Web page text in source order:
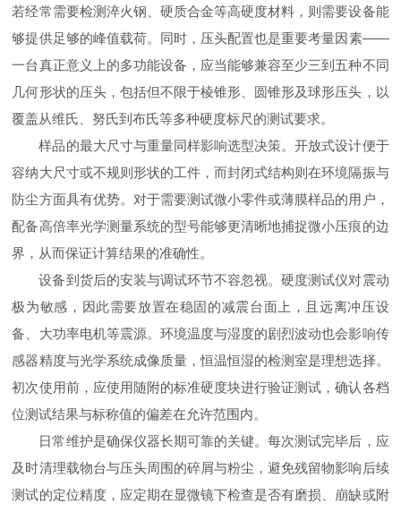
若经常需要检测淬火钢、硬质合金等高硬度材料，则需要设备能
够提供足够的峰值载荷。同时，压头配置也是重要考量因素——
一台真正意义上的多功能设备，应当能够兼容至少三到五种不同
几何形状的压头，包括但不限于棱锥形、圆锥形及球形压头，以
覆盖从维氏、努氏到布氏等多种硬度标尺的测试要求。
样品的最大尺寸与重量同样影响选型决策。开放式设计便于
容纳大尺寸或不规则形状的工件，而封闭式结构则在环境隔振与
防尘方面具有优势。对于需要测试微小零件或薄膜样品的用户，
配备高倍率光学测量系统的型号能够更清晰地捕捉微小压痕的边
界，从而保证计算结果的准确性。
设备到货后的安装与调试环节不容忽视。硬度测试仪对震动
极为敏感，因此需要放置在稳固的减震台面上，且远离冲压设
备、大功率电机等震源。环境温度与湿度的剧烈波动也会影响传
感器精度与光学系统成像质量，恒温恒湿的检测室是理想选择。
初次使用前，应使用随附的标准硬度块进行验证测试，确认各档
位测试结果与标称值的偏差在允许范围内。
日常维护是确保仪器长期可靠的关键。每次测试完毕后，应
及时清理载物台与压头周围的碎屑与粉尘，避免残留物影响后续
测试的定位精度，应定期在显微镜下检查是否有磨损、崩缺或附